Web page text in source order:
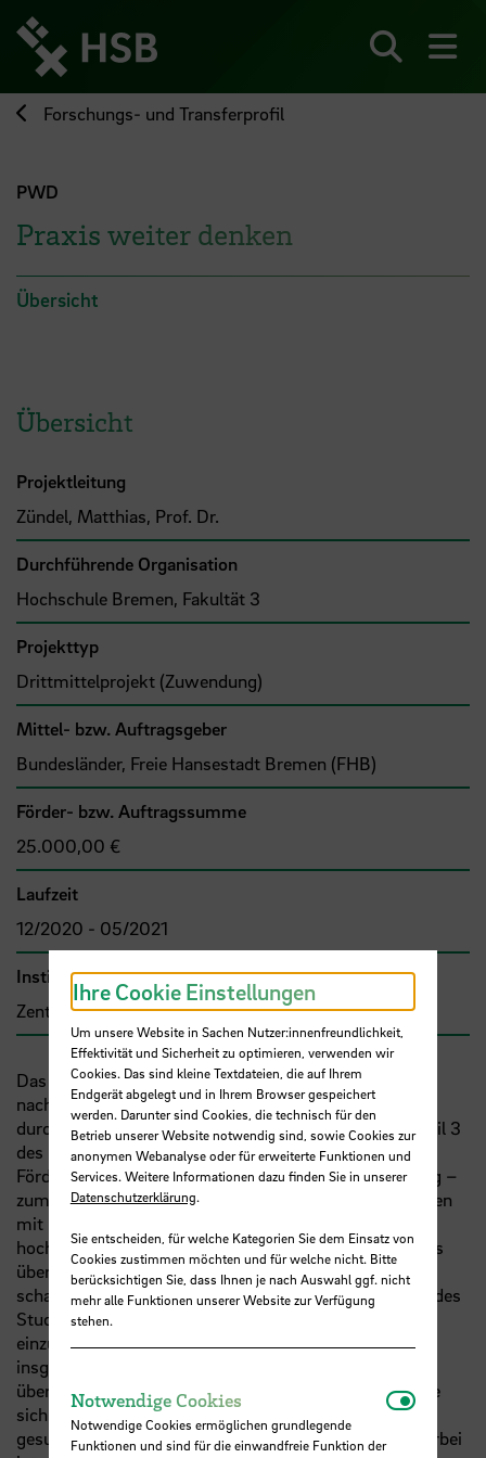
zum
Seiteninhalt
springen
Forschungs- und Transferprofil
PWD
Praxis weiter denken
Übersicht
Übersicht
Projektleitung
Zündel, Matthias, Prof. Dr.
Durchführende Organisation
Hochschule Bremen, Fakultät 3
Projekttyp
Drittmittelprojekt (Zuwendung)
Mittel- bzw. Auftragsgeber
Bundesländer, Freie Hansestadt Bremen (FHB)
Förder- bzw. Auftragssumme
25.000,00 €
Laufzeit
12/2020 - 05/2021
Institut
Zentrum für Pflegeforschung und Beratung
Das Projekt PWD ist ein Initialprojekt zur Etablierung
nachhaltiger Strukturen in der hochschulisch
durchgeführten Praxisausbildung in der Pflege nach Teil 3
des Pflegeberufegesetzes. Es bezieht sich auf den
Förderbereich 4 des Förderprogramms nach §54 PflBg –
zum Aufbau von Zusammenschlüssen von Hochschulen
mit Einrichtungen zur dauerhaften Durchführung der
hochschulischen Pflegeausbildung. Das Projekt hat das
übergeordnete Ziel, stabile Strukturen in der Praxis zu
schaffen, die es den Absolventen und Absolventinnen des
Studiengangs Pflege ermöglichen, neue Akzente
einzubringen und so die Gesundheitsversorgung
insgesamt neu zu denken. Das Projekt ist Teil des
übergreifenden Konzeptes der Hochschule Bremen, die
sich als Partner für die Weiterentwicklung
gesundheitlicher Versorgungsstrukturen sieht und hierbei
Ihre Cookie Einstellungen
Um unsere Website in Sachen Nutzer:innenfreundlichkeit,
Effektivität und Sicherheit zu optimieren, verwenden wir
Cookies. Das sind kleine Textdateien, die auf Ihrem
Endgerät abgelegt und in Ihrem Browser gespeichert
werden. Darunter sind Cookies, die technisch für den
Betrieb unserer Website notwendig sind, sowie Cookies zur
anonymen Webanalyse oder für erweiterte Funktionen und
Services. Weitere Informationen dazu finden Sie in unserer
Datenschutzerklärung.
Sie entscheiden, für welche Kategorien Sie dem Einsatz von
Cookies zustimmen möchten und für welche nicht. Bitte
berücksichtigen Sie, dass Ihnen je nach Auswahl ggf. nicht
mehr alle Funktionen unserer Website zur Verfügung
stehen.
Notwendige Cookies
Notwendige Cookies ermöglichen grundlegende
Funktionen und sind für die einwandfreie Funktion der